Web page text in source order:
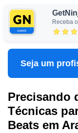
Receba
Seja um
Precisando
Técnicas
Beats em